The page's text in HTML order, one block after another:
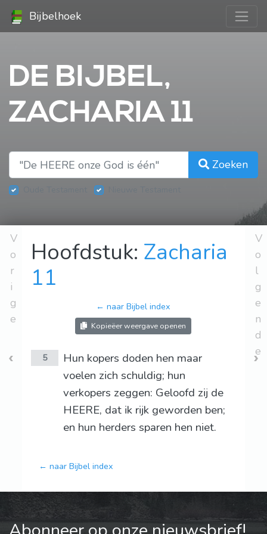
Bijbelhoek
DE BIJBEL,
ZACHARIA 11
Zoeken
V
o
r
i
g
e
Hoofdstuk: Zacharia
11
← naar Bijbel index
Kopieëer weergave openen
5
Hun kopers doden hen maar
voelen zich schuldig; hun
verkopers zeggen: Geloofd zij de
HEERE, dat ik rijk geworden ben;
en hun herders sparen hen niet.
← naar Bijbel index
V
o
l
g
e
n
d
e